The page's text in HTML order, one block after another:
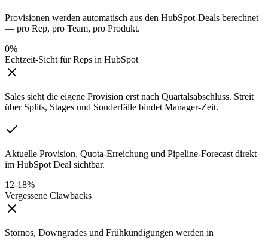
Provisionen werden automatisch aus den HubSpot-Deals berechnet
— pro Rep, pro Team, pro Produkt.
0%
Echtzeit-Sicht für Reps in HubSpot
Sales sieht die eigene Provision erst nach Quartalsabschluss. Streit
über Splits, Stages und Sonderfälle bindet Manager-Zeit.
Aktuelle Provision, Quota-Erreichung und Pipeline-Forecast direkt
im HubSpot Deal sichtbar.
12-18%
Vergessene Clawbacks
Stornos, Downgrades und Frühkündigungen werden in